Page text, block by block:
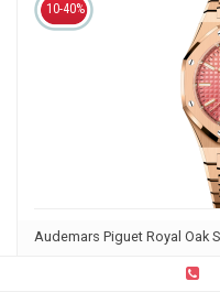
10-40%
Audemars Piguet Royal Oak